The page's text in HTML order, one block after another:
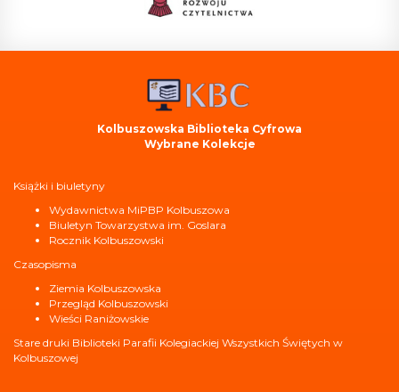
Kolbuszowska Biblioteka Cyfrowa
Wybrane Kolekcje
Książki i biuletyny
Wydawnictwa MiPBP Kolbuszowa
Biuletyn Towarzystwa im. Goslara
Rocznik Kolbuszowski
Czasopisma
Ziemia Kolbuszowska
Przegląd Kolbuszowski
Wieści Raniżowskie
Stare druki Biblioteki Parafii Kolegiackiej Wszystkich Świętych w
Kolbuszowej